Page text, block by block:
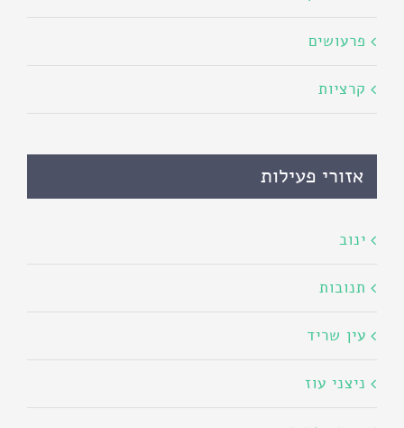
פרעושים
קרציות
אזורי פעילות
ינוב
תנובות
עין שריד
ניצני עוז